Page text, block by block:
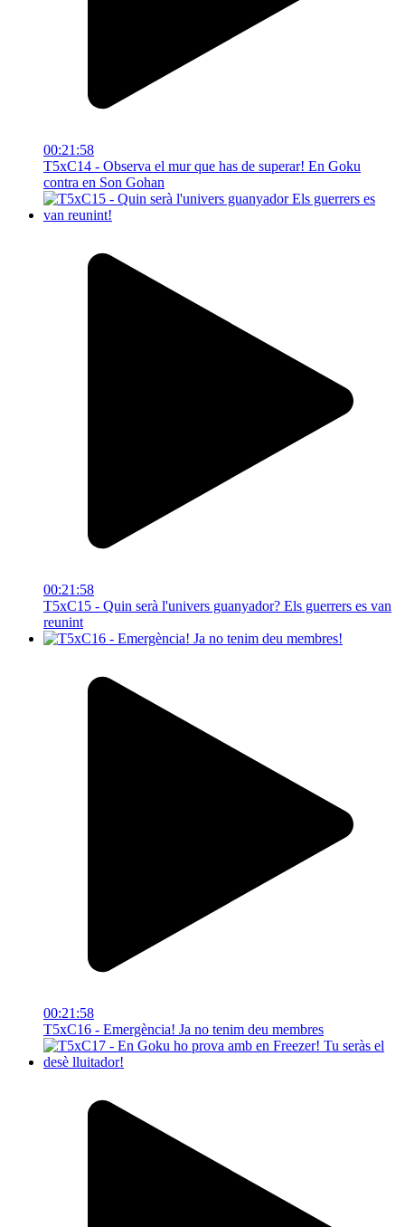
00:21:58
T5xC14 - Observa el mur que has de superar! En Goku
contra en Son Gohan
00:21:58
T5xC15 - Quin serà l'univers guanyador? Els guerrers es van
reunint
00:21:58
T5xC16 - Emergència! Ja no tenim deu membres